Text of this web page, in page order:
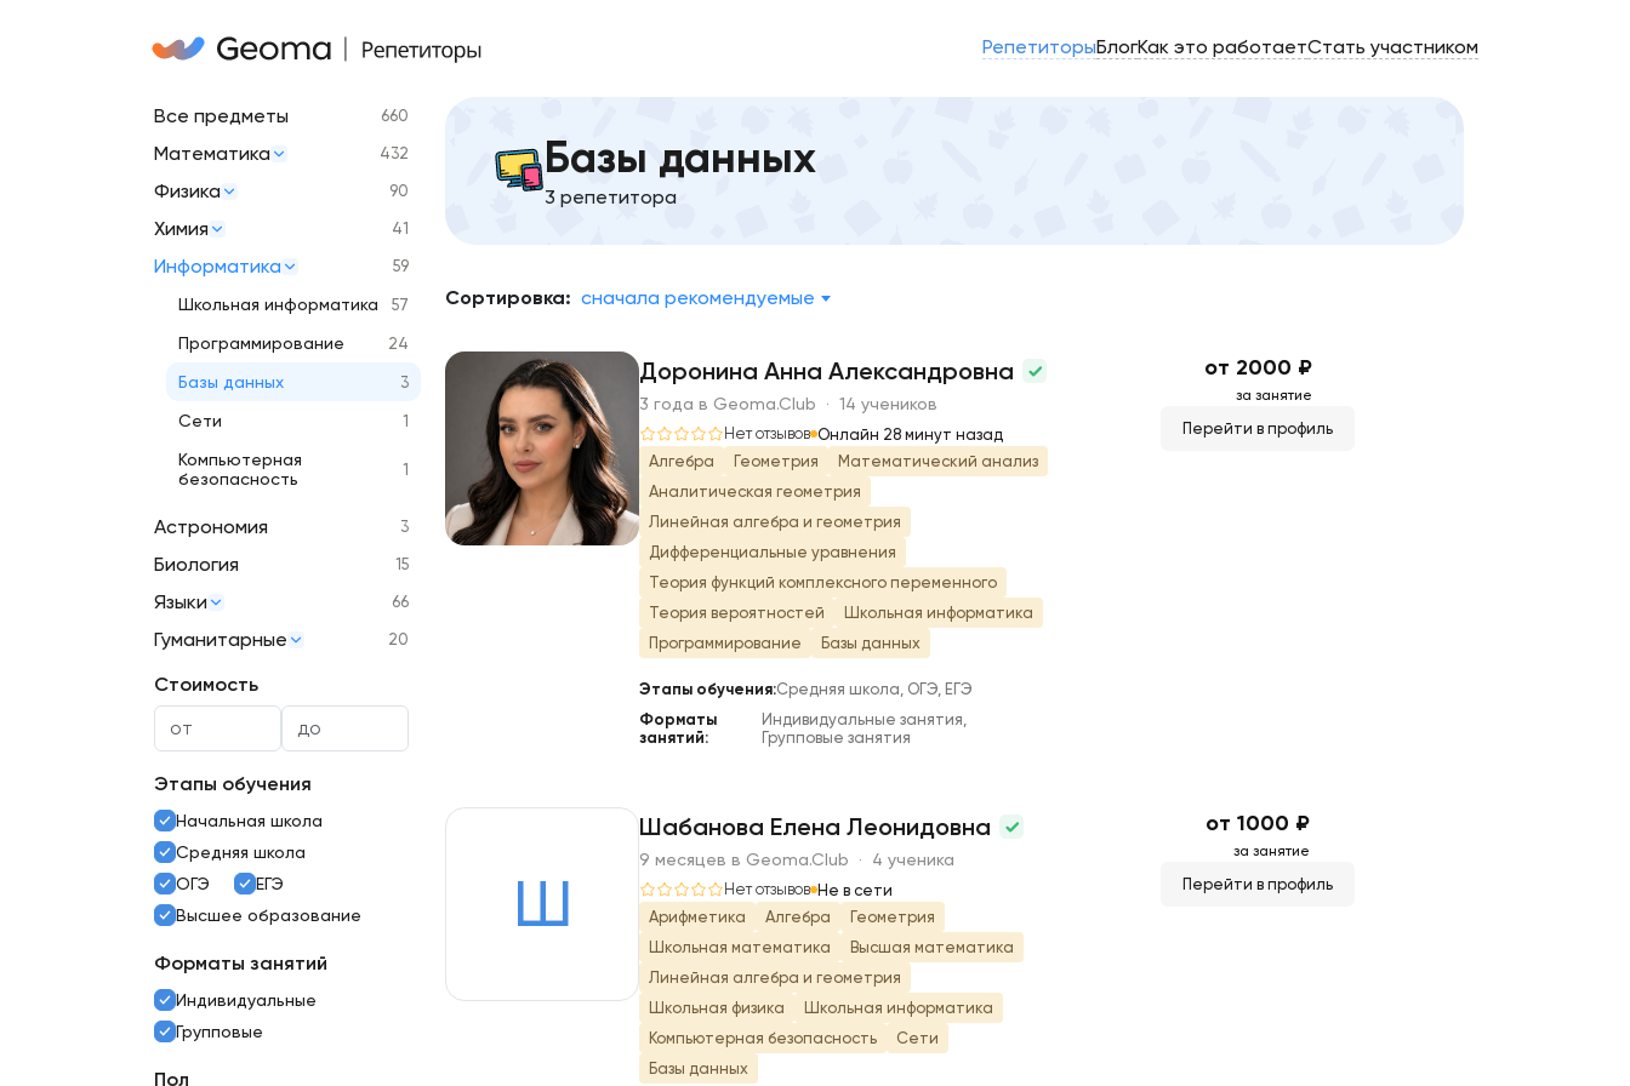
РепетиторыБлогКак это работаетСтать участником
Все предметы 660
Математика 432
Физика 90
Химия 41
Информатика 59
Школьная информатика 57
Программирование 24
Базы данных 3
Сети 1
Компьютерная
безопасность
1
Астрономия 3
Биология 15
Языки 66
Гуманитарные 20
Стоимость
Этапы обучения
Начальная школа
Средняя школа
ОГЭ
ЕГЭ
Высшее образование
Форматы занятий
Индивидуальные
Групповые
Пол
Базы данных
3 репетитора
Сортировка: сначала рекомендуемые
Д
Доронина Анна Александровна
3 года в Geoma.Club · 14 учеников
Нет отзывов Онлайн 28 минут назад
Алгебра
Геометрия
Математический анализ
Аналитическая геометрия
Линейная алгебра и геометрия
Дифференциальные уравнения
Теория функций комплексного переменного
Теория вероятностей
Школьная информатика
Программирование
Базы данных
Этапы обучения:Средняя школа, ОГЭ, ЕГЭ
Форматы
занятий:
Индивидуальные занятия,
Групповые занятия
от 2000 ₽
за занятие
Перейти в профиль
Ш
Шабанова Елена Леонидовна
9 месяцев в Geoma.Club · 4 ученика
Нет отзывов Не в сети
Арифметика
Алгебра
Геометрия
Школьная математика
Высшая математика
Линейная алгебра и геометрия
Школьная физика
Школьная информатика
Компьютерная безопасность
Сети
Базы данных
от 1000 ₽
за занятие
Перейти в профиль